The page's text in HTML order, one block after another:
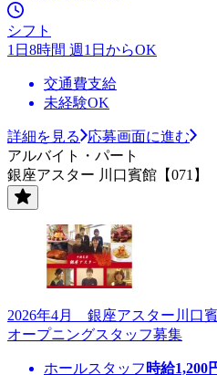
シフト
1日8時間 週1日からOK
交通費支給
未経験OK
詳細を見る
応募画面に進む
アルバイト・パート
銀座アスター 川口賓館【071】
2026年4月 銀座アスター川口
オープニングスタッフ募集
ホールスタッフ 時給1,200